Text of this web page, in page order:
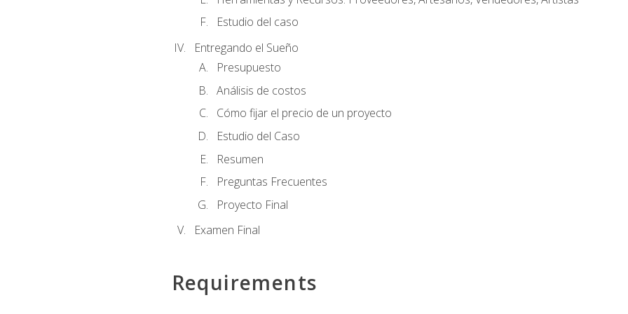
Estudio del caso
Entregando el Sueño
Presupuesto
Análisis de costos
Cómo fijar el precio de un proyecto
Estudio del Caso
Resumen
Preguntas Frecuentes
Proyecto Final
Examen Final
Requirements